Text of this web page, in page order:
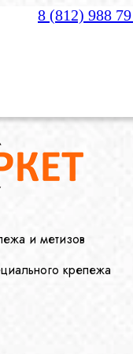
8 (812) 988
и метизов
крепежа